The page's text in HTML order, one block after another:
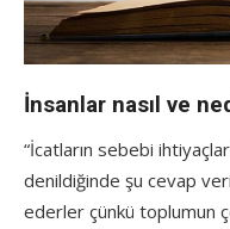
İnsanlar nasıl ve
“İcatların sebebi
denildiğinde şu cevap
ederler çünkü toplumun